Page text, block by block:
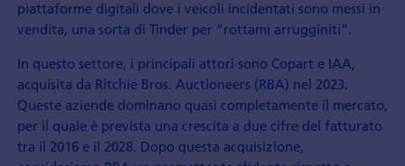
piattaforme digitali dove i veicoli incidentati sono messi in
vendita, una sorta di Tinder per “rottami arrugginiti”.
In questo settore, i principali attori sono Copart e IAA,
acquisita da Ritchie Bros. Auctioneers (RBA) nel 2023.
Queste aziende dominano quasi completamente il mercato,
per il quale è prevista una crescita a due cifre del fatturato
tra il 2016 e il 2028. Dopo questa acquisizione,